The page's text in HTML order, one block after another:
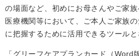
の場面など、初めにお母さんやご家
医療機関等において、ご本人ご家族
に把握するために活用できるツールと
「グリーフケアプランカード（Word